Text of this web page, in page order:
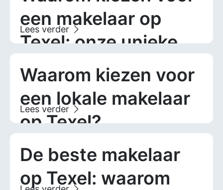
een makelaar op
Texel: onze unieke
aanpak
Waarom kiezen voor
een lokale makelaar
op Texel?
De beste makelaar
op Texel: waarom